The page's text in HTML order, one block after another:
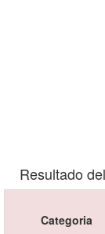
Resultado
Categoria